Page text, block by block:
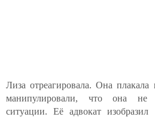
Лиза отреагировала. Она плакала
манипулировали, что она не
ситуации. Её адвокат